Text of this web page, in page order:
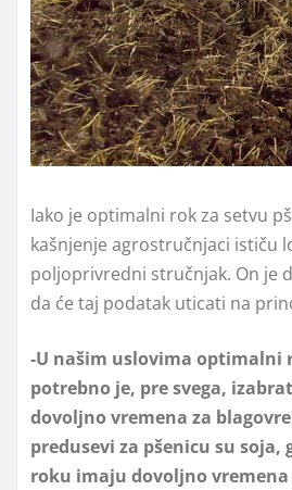
Iako je optimalni rok za setvu
kašnjenje agrostručnjaci ističu
poljoprivredni stručnjak. On je
da će taj podatak uticati na
-U našim uslovima optimalni
potrebno je, pre svega,
dovoljno vremena za
predusevi za pšenicu su
roku imaju dovoljno